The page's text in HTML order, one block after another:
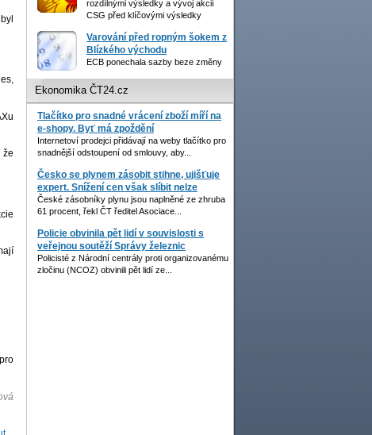
že
rozdílnými výsledky a vývoj akcií
CSG před klíčovými výsledky
Varování před ropným šokem z
Blízkého východu
ECB ponechala sazby beze změny
Ekonomika ČT24.cz
Tlačítko pro snadné vrácení zboží míří na
e-shopy. Byť má zpoždění
Internetoví prodejci přidávají na weby tlačítko pro
snadnější odstoupení od smlouvy, aby...
Česko se plynem zásobit stihne, ujišťuje
expert. Snížení cen však slíbit nelze
České zásobníky plynu jsou naplněné ze zhruba
61 procent, řekl ČT ředitel Asociace...
Policie obvinila pět lidí v souvislosti s
veřejnou soutěží Správy železnic
Policisté z Národní centrály proti organizovanému
zločinu (NCOZ) obvinili pět lidí ze...